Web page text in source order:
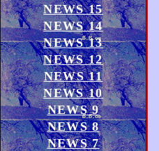
NEWS 15
NEWS 14
NEWS 13
NEWS 12
NEWS 11
NEWS 10
NEWS 9
NEWS 8
NEWS 7